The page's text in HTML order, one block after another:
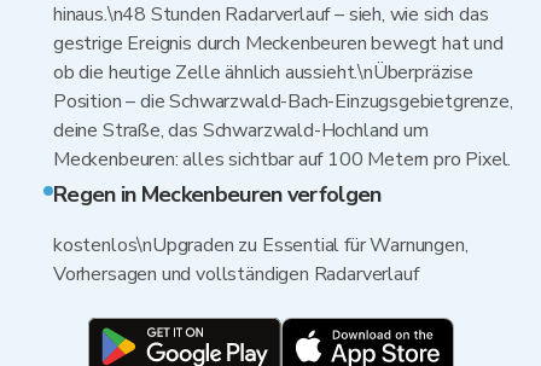
hinaus.\n48 Stunden Radarverlauf – sieh, wie sich das
gestrige Ereignis durch Meckenbeuren bewegt hat und
ob die heutige Zelle ähnlich aussieht.\nÜberpräzise
Position – die Schwarzwald-Bach-Einzugsgebietgrenze,
deine Straße, das Schwarzwald-Hochland um
Meckenbeuren: alles sichtbar auf 100 Metern pro Pixel.
Regen in Meckenbeuren verfolgen
kostenlos\nUpgraden zu Essential für Warnungen,
Vorhersagen und vollständigen Radarverlauf